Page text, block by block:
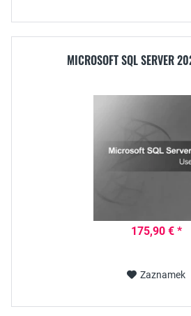
MICROSOFT SQL SERVER
175,90 € *
Zaznamek